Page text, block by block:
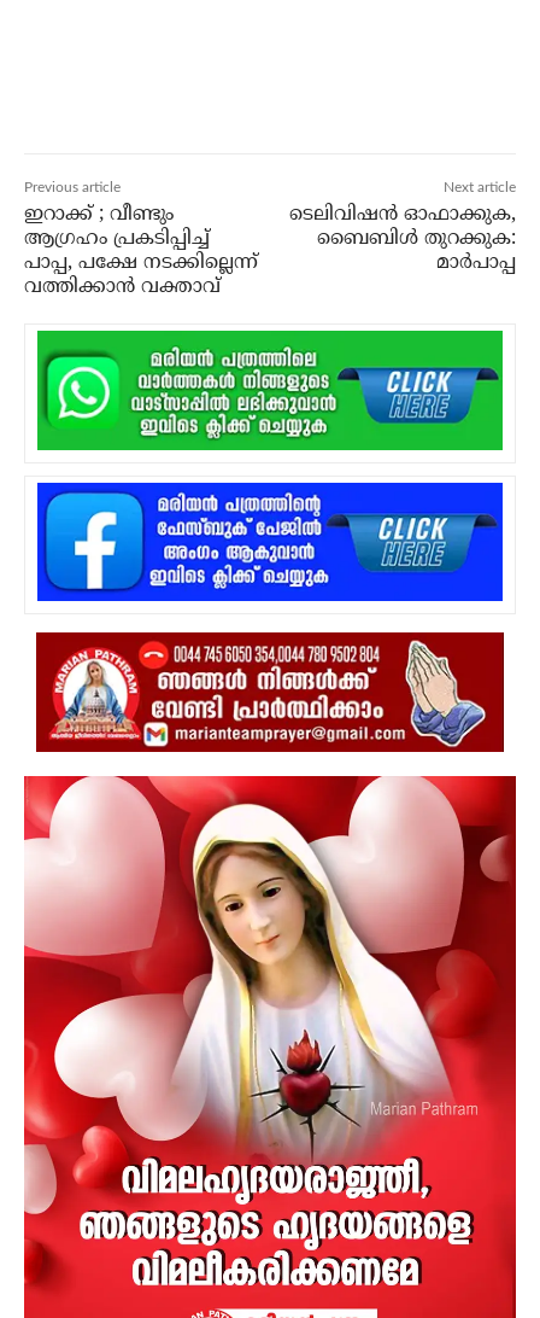
Previous article
ഇറാക്ക് ; വീണ്ടും
ആഗ്രഹം പ്രകടിപ്പിച്ച്
പാപ്പ, പക്ഷേ നടക്കില്ലെന്ന്
വത്തിക്കാന്‍ വക്താവ്
Next article
ടെലിവിഷന്‍ ഓഫാക്കുക,
ബൈബിള്‍ തുറക്കുക:
മാര്‍പാപ്പ